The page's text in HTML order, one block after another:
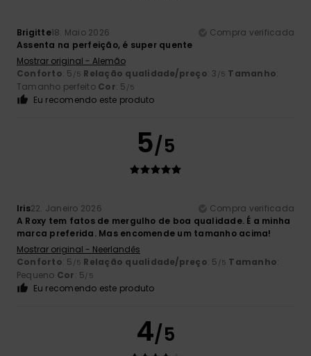
Brigitte18. Maio 2026
Compra verificada
Assenta na perfeição, é super quente
Mostrar original - Alemão
Conforto: 5 /5 Relação qualidade/preço: 3 /5 Tamanho:
Tamanho perfeito Cor: 5 /5
Eu recomendo este produto
5/5
Iris22. Janeiro 2026
Compra verificada
A Roxy tem fatos de mergulho de boa qualidade. É a minha
marca preferida. Mas encomende um tamanho acima!
Mostrar original - Neerlandês
Conforto: 5 /5 Relação qualidade/preço: 5 /5 Tamanho:
Pequeno Cor: 5/5
Eu recomendo este produto
4/5